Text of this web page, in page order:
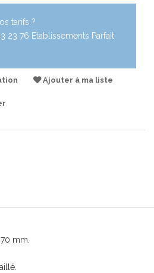
tarifs ?
23 76 Etablissements Parfait
Ajouter à ma liste
mm.